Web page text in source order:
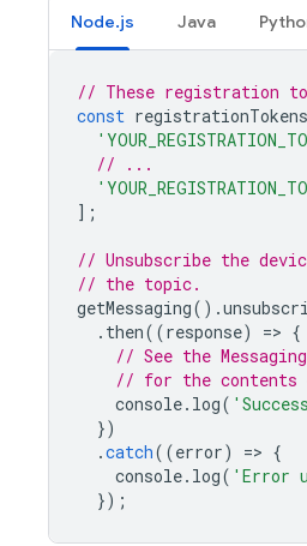
Node.js Java
// These registration
const registrationTokens
// ...
];
// Unsubscribe the
// the topic.
getMessaging().
. then((response) => {
// See the
// for the contents
console. log(
})
.catch((error) => {
console. log( 'Error
});